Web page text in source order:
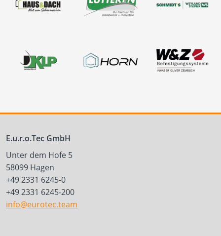
E.u.r.o.Tec GmbH
Unter dem Hofe 5
58099 Hagen
+49 2331 6245-0
+49 2331 6245-200
info@eurotec.team